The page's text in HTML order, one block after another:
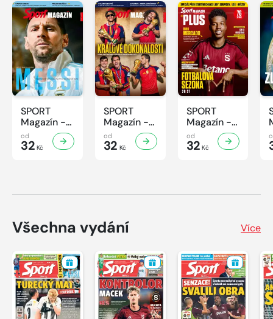
SPORT
Magazín -
32/2026
od
32 Kč
SPORT
Magazín -
31/2026
od
32 Kč
SPORT
Magazín -
30/2026
od
32 Kč
Všechna vydání Více